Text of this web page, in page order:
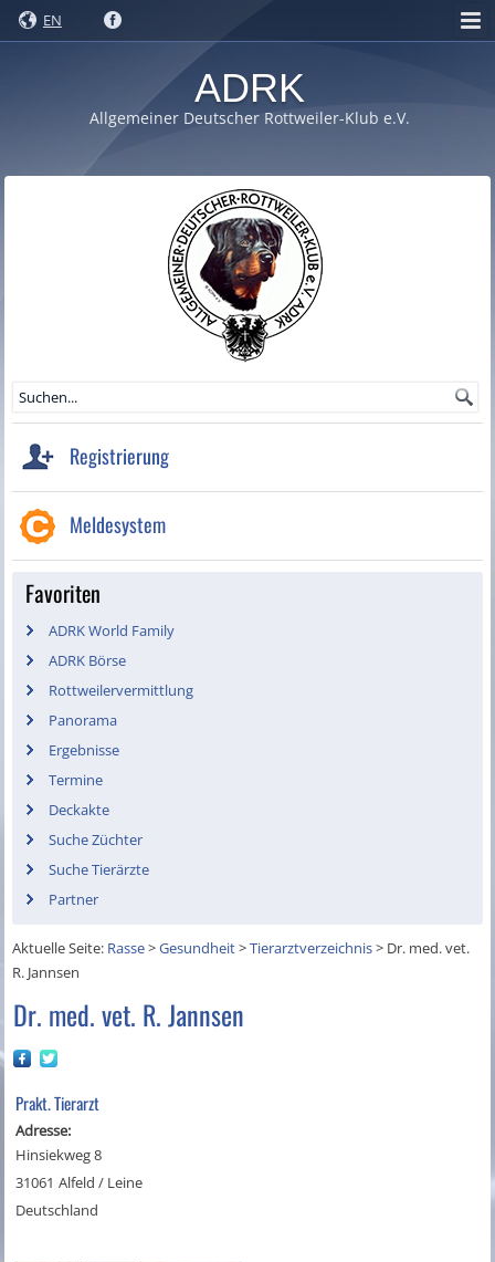
EN
ADRK
Allgemeiner Deutscher Rottweiler-Klub e.V.
Registrierung
Meldesystem
Favoriten
ADRK World Family
ADRK Börse
Rottweilervermittlung
Panorama
Ergebnisse
Termine
Deckakte
Suche Züchter
Suche Tierärzte
Partner
Aktuelle Seite: Rasse>Gesundheit>Tierarztverzeichnis> Dr. med. vet.
R. Jannsen
Dr. med. vet. R. Jannsen
Prakt. Tierarzt
Adresse:
Hinsiekweg 8
31061 Alfeld / Leine
Deutschland